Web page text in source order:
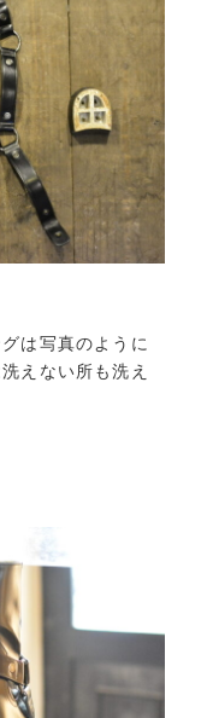
は写真のように
えない所も洗え